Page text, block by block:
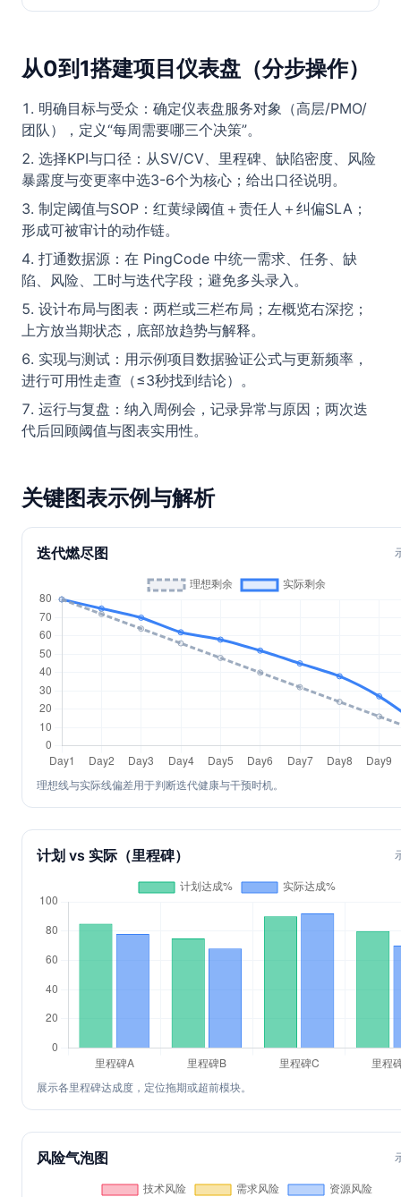
从0到1搭建项目仪表盘（分步操作）
明确目标与受众：确定仪表盘服务对象（高层/PMO/
团队），定义“每周需要哪三个决策”。
选择KPI与口径：从SV/CV、里程碑、缺陷密度、风险
暴露度与变更率中选3-6个为核心；给出口径说明。
制定阈值与SOP：红黄绿阈值＋责任人＋纠偏SLA；
形成可被审计的动作链。
打通数据源：在 PingCode 中统一需求、任务、缺
陷、风险、工时与迭代字段；避免多头录入。
设计布局与图表：两栏或三栏布局；左概览右深挖；
上方放当期状态，底部放趋势与解释。
实现与测试：用示例项目数据验证公式与更新频率，
进行可用性走查（≤3秒找到结论）。
运行与复盘：纳入周例会，记录异常与原因；两次迭
代后回顾阈值与图表实用性。
关键图表示例与解析
迭代燃尽图
理想线与实际线偏差用于判断迭代健康与干预时机。
计划 vs 实际（里程碑）
展示各里程碑达成度，定位拖期或超前模块。
风险气泡图